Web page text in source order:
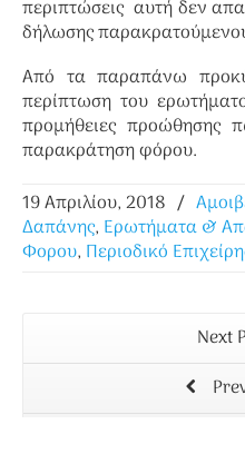
περιπτώσεις αυτή δεν
δήλωσης
Από τα παραπάνω
περίπτωση του
προμήθειες προώθησης
παρακράτηση φόρου.
19 Απριλίου, 2018 /
Δαπάνης, Ερωτήματα &
Φορου, Περιοδικό
Next